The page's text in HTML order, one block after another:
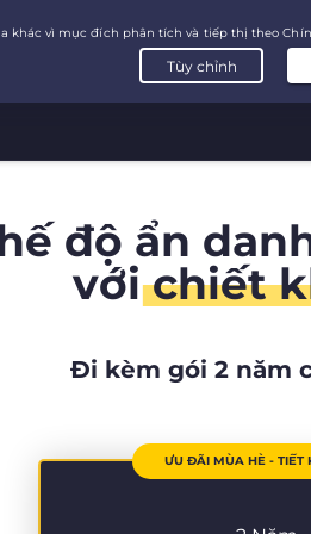
độ ẩn
vớichiết
Đi kèm gói 2 năm
ƯU ĐÃI MÙA HÈ - TIẾT